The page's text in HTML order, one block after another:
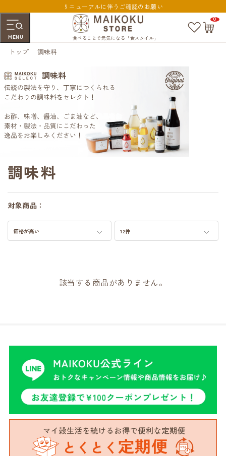
リニューアルに伴うご確認のお願い
MENU 食べることで元気になる「食スタイル」
お
気
カ
0
トップ 調味料
調味料
対象商品：
価格が高い 12件
該当する商品がありません。